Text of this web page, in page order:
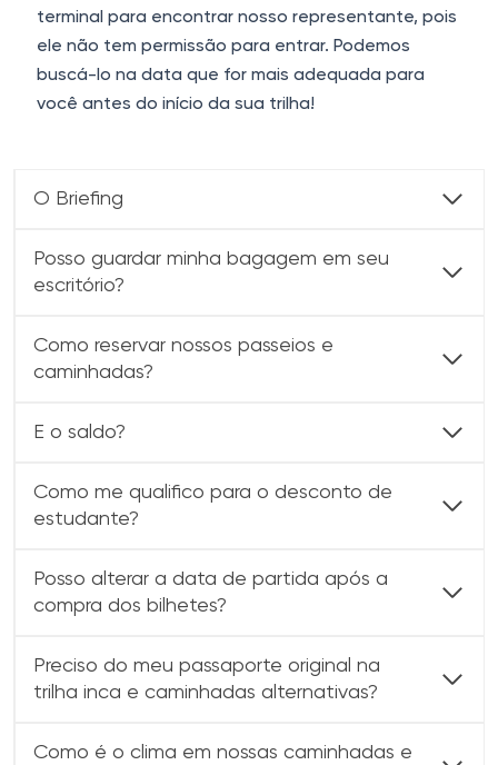
terminal para encontrar nosso representante, pois
ele não tem permissão para entrar. Podemos
buscá-lo na data que for mais adequada para
você antes do início da sua trilha!
O Briefing
Posso guardar minha bagagem em seu
escritório?
Como reservar nossos passeios e
caminhadas?
E o saldo?
Como me qualifico para o desconto de
estudante?
Posso alterar a data de partida após a
compra dos bilhetes?
Preciso do meu passaporte original na
trilha inca e caminhadas alternativas?
Como é o clima em nossas caminhadas e